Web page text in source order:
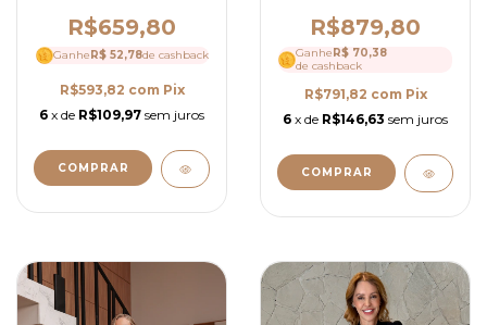
R$659,80
Ganhe R$ 52,78de cashback
R$593,82 com Pix
6 x de R$109,97 sem juros
COMPRAR
R$879,80
Ganhe R$ 70,38
de cashback
R$791,82 com Pix
6 x de R$146,63 sem juros
COMPRAR